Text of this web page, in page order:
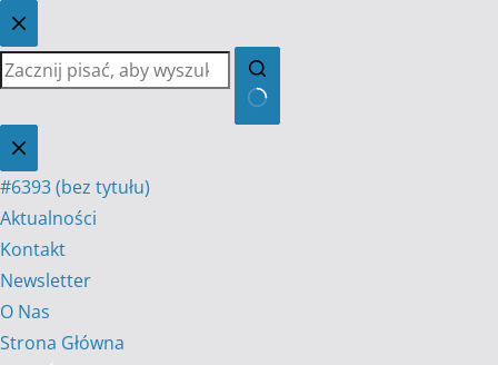
Przejdź
do
treści
Brak
wyników
#6393 (bez tytułu)
Aktualności
Kontakt
Newsletter
O Nas
Strona Główna